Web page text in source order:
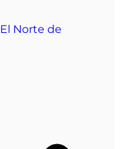
El Norte de